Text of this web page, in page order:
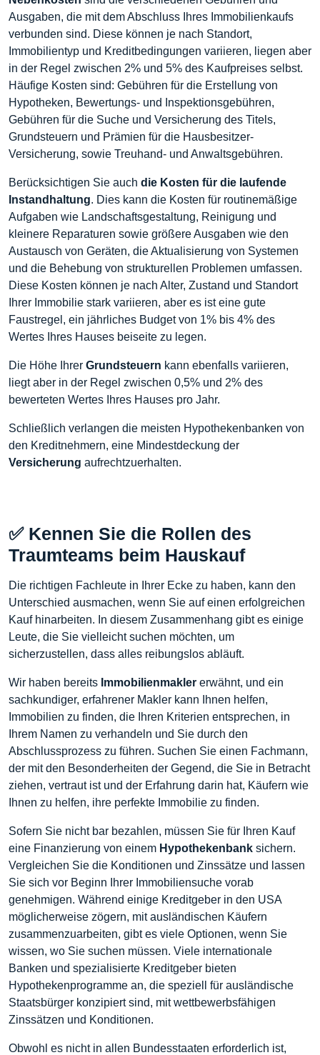
Ausgaben, die mit dem Abschluss Ihres Immobilienkaufs
verbunden sind. Diese können je nach Standort,
Immobilientyp und Kreditbedingungen variieren, liegen aber
in der Regel zwischen 2% und 5% des Kaufpreises selbst.
Häufige Kosten sind: Gebühren für die Erstellung von
Hypotheken, Bewertungs- und Inspektionsgebühren,
Gebühren für die Suche und Versicherung des Titels,
Grundsteuern und Prämien für die Hausbesitzer-
Versicherung, sowie Treuhand- und Anwaltsgebühren.
Berücksichtigen Sie auch die Kosten für die laufende
Instandhaltung. Dies kann die Kosten für routinemäßige
Aufgaben wie Landschaftsgestaltung, Reinigung und
kleinere Reparaturen sowie größere Ausgaben wie den
Austausch von Geräten, die Aktualisierung von Systemen
und die Behebung von strukturellen Problemen umfassen.
Diese Kosten können je nach Alter, Zustand und Standort
Ihrer Immobilie stark variieren, aber es ist eine gute
Faustregel, ein jährliches Budget von 1% bis 4% des
Wertes Ihres Hauses beiseite zu legen.
Die Höhe Ihrer Grundsteuern kann ebenfalls variieren,
liegt aber in der Regel zwischen 0,5% und 2% des
bewerteten Wertes Ihres Hauses pro Jahr.
Schließlich verlangen die meisten Hypothekenbanken von
den Kreditnehmern, eine Mindestdeckung der
Versicherung aufrechtzuerhalten.
✅ Kennen Sie die Rollen des
Traumteams beim Hauskauf
Die richtigen Fachleute in Ihrer Ecke zu haben, kann den
Unterschied ausmachen, wenn Sie auf einen erfolgreichen
Kauf hinarbeiten. In diesem Zusammenhang gibt es einige
Leute, die Sie vielleicht suchen möchten, um
sicherzustellen, dass alles reibungslos abläuft.
Wir haben bereits Immobilienmakler erwähnt, und ein
sachkundiger, erfahrener Makler kann Ihnen helfen,
Immobilien zu finden, die Ihren Kriterien entsprechen, in
Ihrem Namen zu verhandeln und Sie durch den
Abschlussprozess zu führen. Suchen Sie einen Fachmann,
der mit den Besonderheiten der Gegend, die Sie in Betracht
ziehen, vertraut ist und der Erfahrung darin hat, Käufern wie
Ihnen zu helfen, ihre perfekte Immobilie zu finden.
Sofern Sie nicht bar bezahlen, müssen Sie für Ihren Kauf
eine Finanzierung von einem Hypothekenbank sichern.
Vergleichen Sie die Konditionen und Zinssätze und lassen
Sie sich vor Beginn Ihrer Immobiliensuche vorab
genehmigen. Während einige Kreditgeber in den USA
möglicherweise zögern, mit ausländischen Käufern
zusammenzuarbeiten, gibt es viele Optionen, wenn Sie
wissen, wo Sie suchen müssen. Viele internationale
Banken und spezialisierte Kreditgeber bieten
Hypothekenprogramme an, die speziell für ausländische
Staatsbürger konzipiert sind, mit wettbewerbsfähigen
Zinssätzen und Konditionen.
Obwohl es nicht in allen Bundesstaaten erforderlich ist,